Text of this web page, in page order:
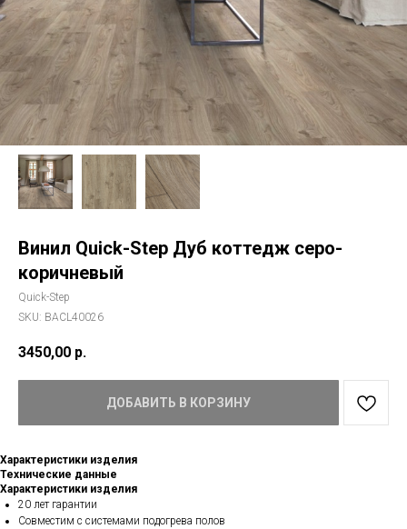
Винил Quick-Step Дуб коттедж серо-
коричневый
Quick-Step
SKU: BACL40026
3450,00 р.
ДОБАВИТЬ В КОРЗИНУ
Характеристики изделия
Технические данные
Характеристики изделия
20 лет гарантии
Совместим с системами подогрева полов